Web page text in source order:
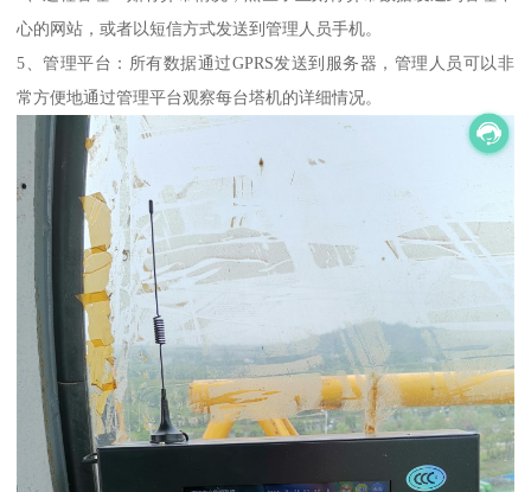
心的网站，或者以短信方式发送到管理人员手机。
5、管理平台：所有数据通过GPRS发送到服务器，管理人员可以非
常方便地通过管理平台观察每台塔机的详细情况。